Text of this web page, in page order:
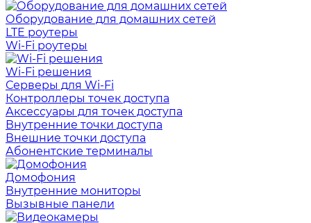
Оборудование для домашних сетей
LTE роутеры
Wi-Fi роутеры
Wi-Fi решения
Серверы для Wi-Fi
Контроллеры точек доступа
Аксессуары для точек доступа
Внутренние точки доступа
Внешние точки доступа
Абонентские терминалы
Домофония
Внутренние мониторы
Вызывные панели